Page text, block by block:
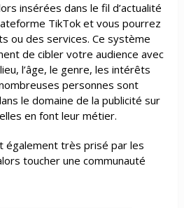
insérées dans le fil d’actualité
TikTok et vous pourrez
ou des services. Ce système
de cibler votre audience avec
l’âge, le genre, les intérêts
personnes sont
le domaine de la publicité sur
en font leur métier.
également très prisé par les
toucher une communauté